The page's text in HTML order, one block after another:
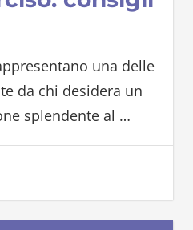
una delle
da chi desidera un
splendente al …